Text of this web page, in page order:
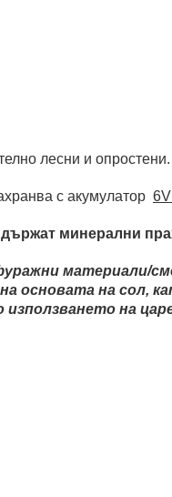
лесни и опростени.
с акумулатор
минерални
материали/
основата на сол,
на